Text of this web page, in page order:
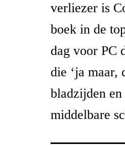
verliezer is
boek in de
dag voor PC
die ‘ja maar,
bladzijden
middelbare